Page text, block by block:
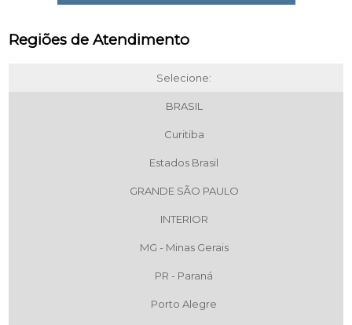
Regiões de Atendimento
Selecione:
BRASIL
Curitiba
Estados Brasil
GRANDE SÃO PAULO
INTERIOR
MG - Minas Gerais
PR - Paraná
Porto Alegre